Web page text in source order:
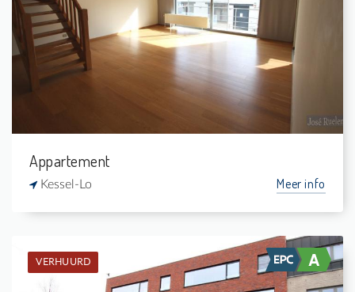
3
5 m²
1
136 m²
Appartement
Kessel-Lo Meer info
VERHUURD